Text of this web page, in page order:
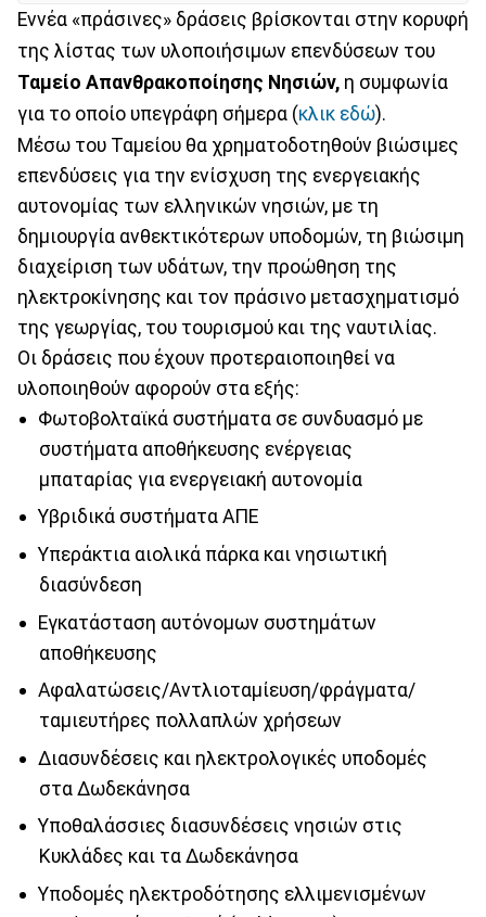
Εννέα «πράσινες» δράσεις βρίσκονται στην κορυφή
της λίστας των υλοποιήσιμων επενδύσεων του
Ταμείο Απανθρακοποίησης Νησιών, η συμφωνία
για το οποίο υπεγράφη σήμερα (κλικ εδώ).
Μέσω του Ταμείου θα χρηματοδοτηθούν βιώσιμες
επενδύσεις για την ενίσχυση της ενεργειακής
αυτονομίας των ελληνικών νησιών, με τη
δημιουργία ανθεκτικότερων υποδομών, τη βιώσιμη
διαχείριση των υδάτων, την προώθηση της
ηλεκτροκίνησης και τον πράσινο μετασχηματισμό
της γεωργίας, του τουρισμού και της ναυτιλίας.
Οι δράσεις που έχουν προτεραιοποιηθεί να
υλοποιηθούν αφορούν στα εξής:
Φωτοβολταϊκά συστήματα σε συνδυασμό με
συστήματα αποθήκευσης ενέργειας
μπαταρίας για ενεργειακή αυτονομία
Υβριδικά συστήματα ΑΠΕ
Υπεράκτια αιολικά πάρκα και νησιωτική
διασύνδεση
Εγκατάσταση αυτόνομων συστημάτων
αποθήκευσης
Αφαλατώσεις/Αντλιοταμίευση/φράγματα/
ταμιευτήρες πολλαπλών χρήσεων
Διασυνδέσεις και ηλεκτρολογικές υποδομές
στα Δωδεκάνησα
Υποθαλάσσιες διασυνδέσεις νησιών στις
Κυκλάδες και τα Δωδεκάνησα
Υποδομές ηλεκτροδότησης ελλιμενισμένων